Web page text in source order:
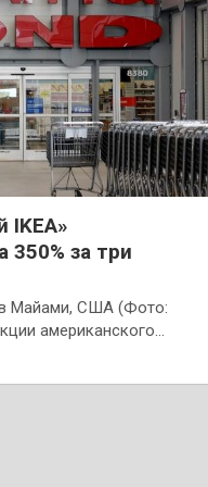
IKEA»
350% за три
в Майами, США (Фото:
американского…